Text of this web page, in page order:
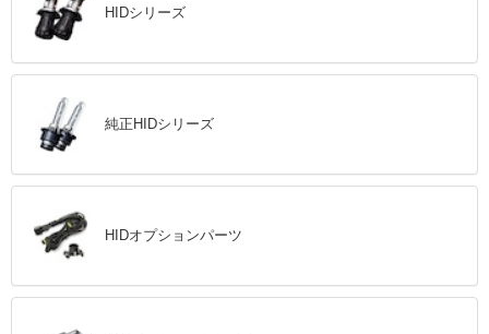
HIDシリーズ
純正HIDシリーズ
HIDオプションパーツ